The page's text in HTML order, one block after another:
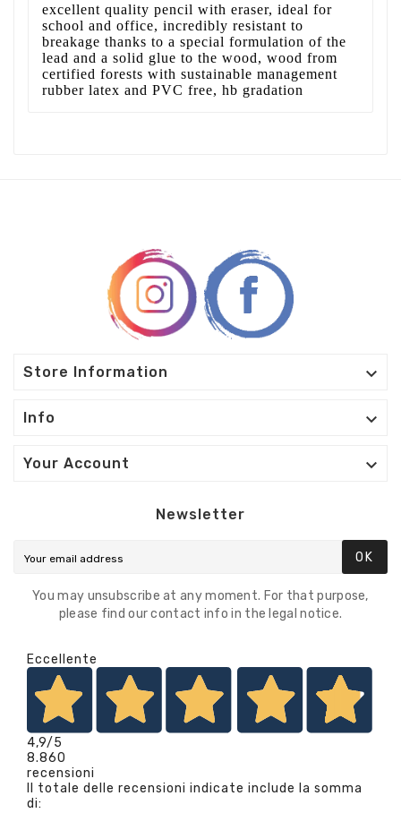
excellent quality pencil with eraser, ideal for
school and office, incredibly resistant to
breakage thanks to a special formulation of the
lead and a solid glue to the wood, wood from
certified forests with sustainable management
rubber latex and PVC free, hb gradation
Store Information 
Info 
Your Account 
Newsletter
OK
You may unsubscribe at any moment. For that purpose,
please find our contact info in the legal notice.
Eccellente
4,9/5
8.860
recensioni
Il totale delle recensioni indicate include la somma
di: